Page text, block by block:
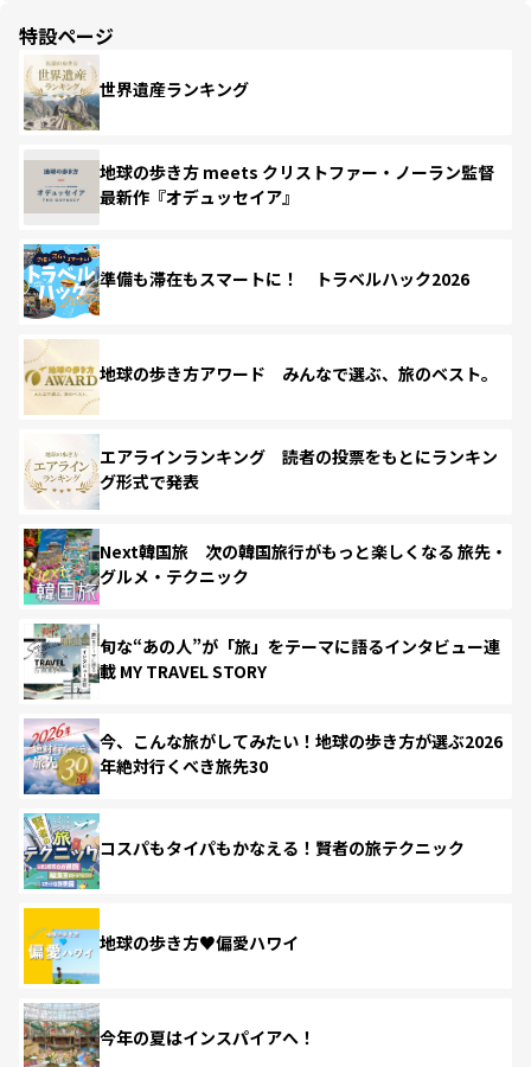
特設ページ
世界遺産ランキング
地球の歩き方 meets クリストファー・ノーラン監督
最新作『オデュッセイア』
準備も滞在もスマートに！ トラベルハック2026
地球の歩き方アワード みんなで選ぶ、旅のベスト。
エアラインランキング 読者の投票をもとにランキン
グ形式で発表
Next韓国旅 次の韓国旅行がもっと楽しくなる 旅先・
グルメ・テクニック
旬な“あの人”が「旅」をテーマに語るインタビュー連
載 MY TRAVEL STORY
今、こんな旅がしてみたい！地球の歩き方が選ぶ2026
年絶対行くべき旅先30
コスパもタイパもかなえる！賢者の旅テクニック
地球の歩き方♥偏愛ハワイ
今年の夏はインスパイアへ！